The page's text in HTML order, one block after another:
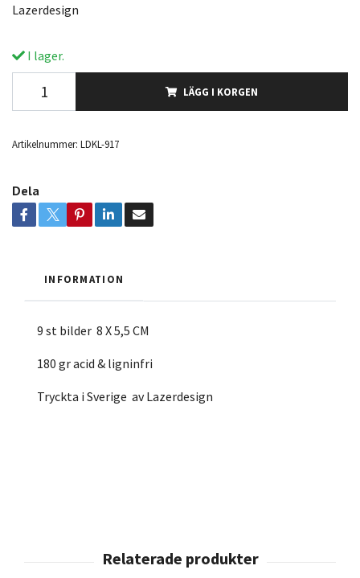
Lazerdesign
I lager.
LÄGG I KORGEN
Artikelnummer: LDKL-917
Dela
INFORMATION
9 st bilder 8 X 5,5 CM
180 gr acid & ligninfri
Tryckta i Sverige av Lazerdesign